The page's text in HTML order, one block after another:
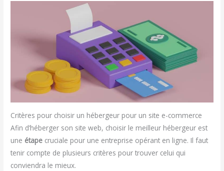
Critères pour choisir un hébergeur pour un site e-commerce
Afin d’héberger son site web, choisir le meilleur hébergeur est
une étape cruciale pour une entreprise opérant en ligne. Il faut
tenir compte de plusieurs critères pour trouver celui qui
conviendra le mieux.